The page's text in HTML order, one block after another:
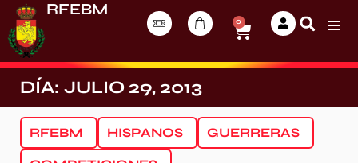
RFEBM
0
DÍA: JULIO 29, 2013
RFEBM HISPANOS GUERRERAS